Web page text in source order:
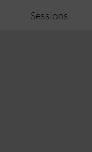
Sessions